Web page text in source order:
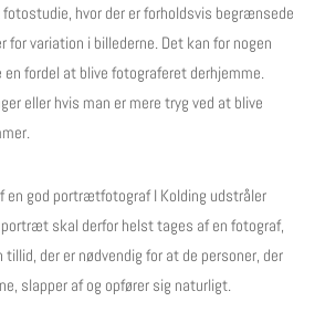
hvor der er forholdsvis begrænsede
for variation i billederne. Det kan for nogen
fordel at blive fotograferet derhjemme.
eller hvis man er mere tryg ved at blive
god portrætfotograf I Kolding udstråler
skal derfor helst tages af en fotograf,
der er nødvendig for at de personer, der
slapper af og opfører sig naturligt.